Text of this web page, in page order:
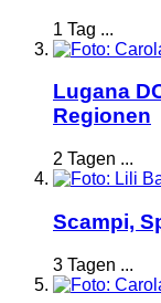
1 Tag ...
Lugana
Regionen
2 Tagen ...
Scampi,
3 Tagen ...